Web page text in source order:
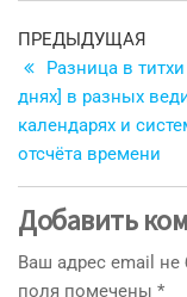
Навигация
по
записям
Предыдущая
запись
ПРЕДЫДУЩАЯ
Разница в
днях] в разных
календарях и
отсчёта времени
Добавить
Ваш адрес email не
поля помечены *